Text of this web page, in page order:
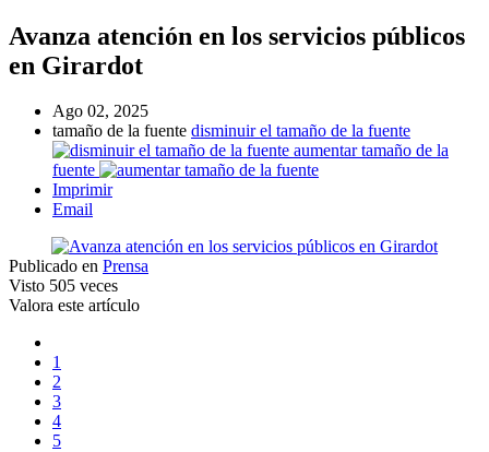
Avanza atención en los servicios públicos
en Girardot
Ago 02, 2025
tamaño de la fuente disminuir el tamaño de la fuente
aumentar tamaño de la
fuente
Imprimir
Email
Publicado en Prensa
Visto 505 veces
Valora este artículo
1
2
3
4
5